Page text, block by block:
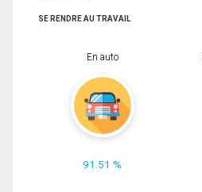
SE RENDRE AU TRAVAIL
En auto
91.51 %